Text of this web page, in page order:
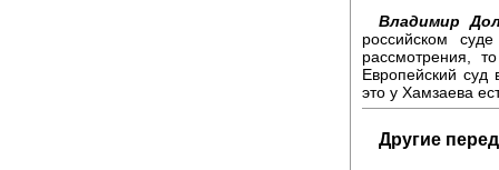
Владимир
российском
рассмотрения,
Европейский суд
это у Хамзаева
Другие